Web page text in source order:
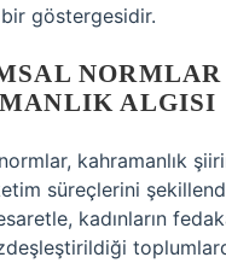
bir göstergesidir.
NORMLAR
ALGISI
kahramanlık
süreçlerini
kadınların